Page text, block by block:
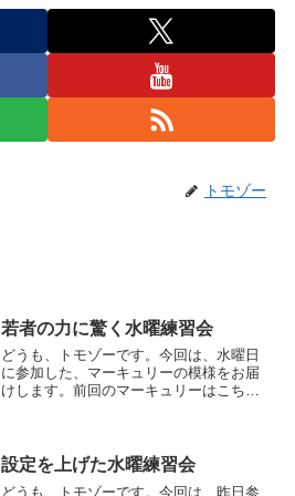
トモゾー
若者の力に驚く水曜練習会
どうも、トモゾーです。今回は、水曜日
に参加した、マーキュリーの模様をお届
けします。前回のマーキュリーはこちら
ら４分１０秒／キロで引っ...
設定を上げた水曜練習会
どうも、トモゾーです。今回は、昨日参